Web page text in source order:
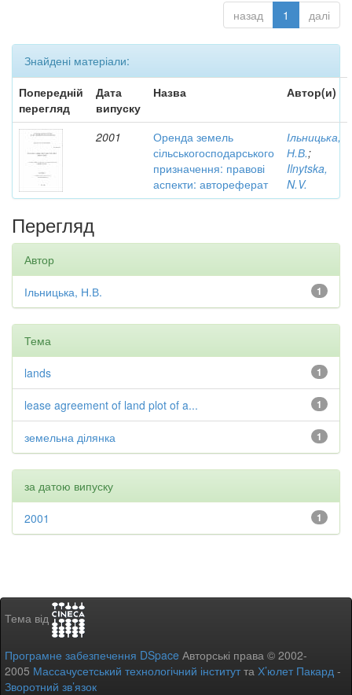
назад 1 далі
Знайдені матеріали:
Попередній
перегляд
Дата
випуску
Назва Автор(и)
2001
Оренда земель
сільськогосподарського
призначення: правові
аспекти: автореферат
Ільницька,
Н.В.;
Ilnytska,
N.V.
Перегляд
Автор
1
Ільницька, Н.В.
Тема
1
lands
1
lease agreement of land plot of a...
1
земельна ділянка
за датою випуску
1
2001
Тема від
Програмне забезпечення DSpace Авторські права © 2002-
2005 Массачусетський технологічний інститутта Х’юлет Пакард -
Зворотний зв’язок